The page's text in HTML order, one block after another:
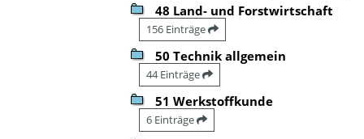
48 Land- und Forstwirtschaft
156 Einträge
50 Technik allgemein
44 Einträge
51 Werkstoffkunde
6 Einträge